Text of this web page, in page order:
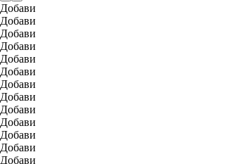
Добави
Добави
Добави
Добави
Добави
Добави
Добави
Добави
Добави
Добави
Добави
Добави
Добави